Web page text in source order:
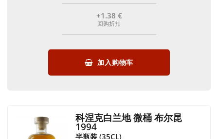
+1 .38 €
回购折扣
加入购物车
科涅克白兰地 微桶 布尔昆
1994
半瓶装 (35CL)